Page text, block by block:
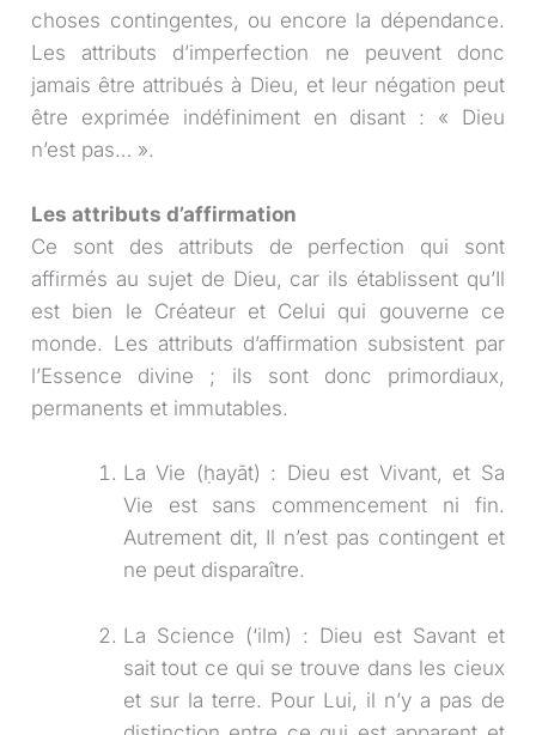
choses contingentes, ou encore la dépendance.
Les attributs d’imperfection ne peuvent donc
jamais être attribués à Dieu, et leur négation peut
être exprimée indéfiniment en disant : « Dieu
n’est pas… ».
Les attributs d’affirmation
Ce sont des attributs de perfection qui sont
affirmés au sujet de Dieu, car ils établissent qu’Il
est bien le Créateur et Celui qui gouverne ce
monde. Les attributs d’affirmation subsistent par
l’Essence divine ; ils sont donc primordiaux,
permanents et immutables.
La Vie (ḥayāt) : Dieu est Vivant, et Sa
Vie est sans commencement ni fin.
Autrement dit, Il n’est pas contingent et
ne peut disparaître.
La Science (‘ilm) : Dieu est Savant et
sait tout ce qui se trouve dans les cieux
et sur la terre. Pour Lui, il n’y a pas de